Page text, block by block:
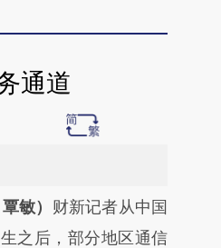
通道
段话：本文由第三方
新文章
敏） 财新记者从中国
之后，部分地区通信